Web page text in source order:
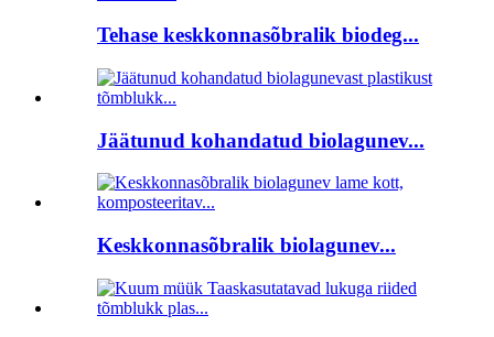
Tehase keskkonnasõbralik biodeg...
Jäätunud kohandatud biolagunev...
Keskkonnasõbralik biolagunev...